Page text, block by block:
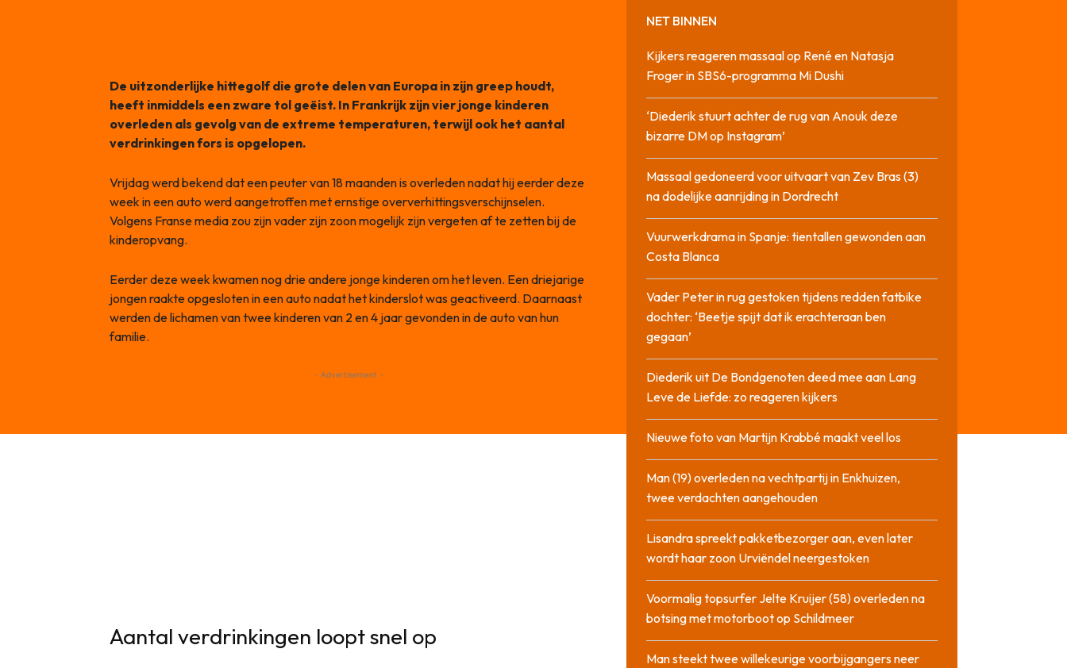
De uitzonderlijke hittegolf die grote delen van Europa in zijn greep houdt,
heeft inmiddels een zware tol geëist. In Frankrijk zijn vier jonge kinderen
overleden als gevolg van de extreme temperaturen, terwijl ook het aantal
verdrinkingen fors is opgelopen.
Vrijdag werd bekend dat een peuter van 18 maanden is overleden nadat hij eerder deze
week in een auto werd aangetroffen met ernstige oververhittingsverschijnselen.
Volgens Franse media zou zijn vader zijn zoon mogelijk zijn vergeten af te zetten bij de
kinderopvang.
Eerder deze week kwamen nog drie andere jonge kinderen om het leven. Een driejarige
jongen raakte opgesloten in een auto nadat het kinderslot was geactiveerd. Daarnaast
werden de lichamen van twee kinderen van 2 en 4 jaar gevonden in de auto van hun
familie.
- Advertisement -
Aantal verdrinkingen loopt snel op
NET BINNEN
Kijkers reageren massaal op René en Natasja
Froger in SBS6-programma Mi Dushi
‘Diederik stuurt achter de rug van Anouk deze
bizarre DM op Instagram’
Massaal gedoneerd voor uitvaart van Zev Bras (3)
na dodelijke aanrijding in Dordrecht
Vuurwerkdrama in Spanje: tientallen gewonden aan
Costa Blanca
Vader Peter in rug gestoken tijdens redden fatbike
dochter: ‘Beetje spijt dat ik erachteraan ben
gegaan’
Diederik uit De Bondgenoten deed mee aan Lang
Leve de Liefde: zo reageren kijkers
Nieuwe foto van Martijn Krabbé maakt veel los
Man (19) overleden na vechtpartij in Enkhuizen,
twee verdachten aangehouden
Lisandra spreekt pakketbezorger aan, even later
wordt haar zoon Urviëndel neergestoken
Voormalig topsurfer Jelte Kruijer (58) overleden na
botsing met motorboot op Schildmeer
Man steekt twee willekeurige voorbijgangers neer